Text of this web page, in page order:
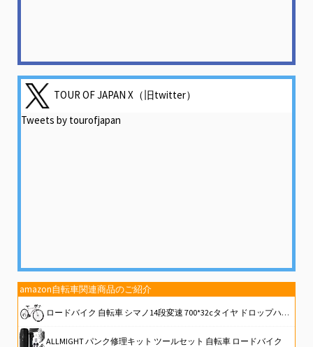
TOUR OF JAPAN X（旧twitter）
Tweets by tourofjapan
amazon自転車関連商品のご紹介
ロードバイク 自転車 シマノ14段変速 700*32cタイヤ ドロップハンドル 補助ブレーキ搭載 前後キャリパーブレーキ 超軽量高炭素鋼フレーム (ホワイト)
ALLMIGHT パンク修理キット ツールセット 自転車 ロードバイク